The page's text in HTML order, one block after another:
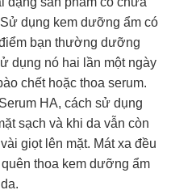
dụng kem dưỡng ẩm có
bạn thường dưỡng
dụng nó hai lần một ngày
chết hoặc thoa serum.
HA, cách sử dụng
sạch và khi da vẫn còn
giọt lên mặt. Mát xa đều
thoa kem dưỡng ẩm